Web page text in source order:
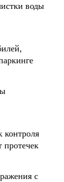
воды
контроля
протечек
с